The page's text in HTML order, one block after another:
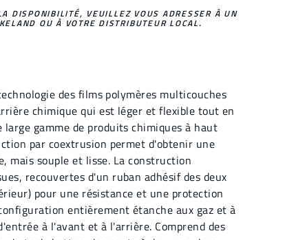
DISPONIBILITÉ, VEUILLEZ VOUS ADRESSER À UN
OU À VOTRE DISTRIBUTEUR LOCAL.
des films polymères multicouches
chimique qui est léger et flexible tout en
gamme de produits chimiques à haut
par coextrusion permet d'obtenir une
mais souple et lisse. La construction
recouvertes d'un ruban adhésif des deux
pour une résistance et une protection
entièrement étanche aux gaz et à
à l'avant et à l'arrière. Comprend des